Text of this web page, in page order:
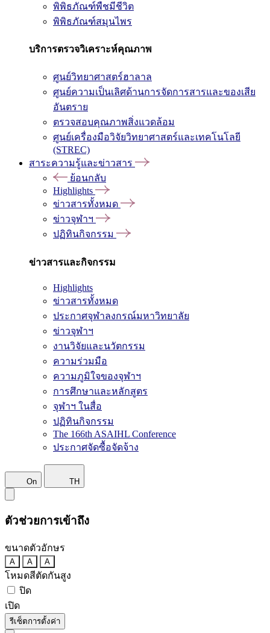
พิพิธภัณฑ์พืชมีชีวิต
พิพิธภัณฑ์สมุนไพร
บริการตรวจวิเคราะห์คุณภาพ
ศูนย์วิทยาศาสตร์ฮาลาล
ศูนย์ความเป็นเลิศด้านการจัดการสารและของเสีย
อันตราย
ตรวจสอบคุณภาพสิ่งแวดล้อม
ศูนย์เครื่องมือวิจัยวิทยาศาสตร์และเทคโนโลยี
(STREC)
สาระความรู้และข่าวสาร
ย้อนกลับ
Highlights
ข่าวสารทั้งหมด
ข่าวจุฬาฯ
ปฏิทินกิจกรรม
ข่าวสารและกิจกรรม
Highlights
ข่าวสารทั้งหมด
ประกาศจุฬาลงกรณ์มหาวิทยาลัย
ข่าวจุฬาฯ
งานวิจัยและนวัตกรรม
ความร่วมมือ
ความภูมิใจของจุฬาฯ
การศึกษาและหลักสูตร
จุฬาฯ ในสื่อ
ปฏิทินกิจกรรม
The 166th ASAIHL Conference
ประกาศจัดซื้อจัดจ้าง
On TH
ตัวช่วยการเข้าถึง
ขนาดตัวอักษร
A A A
โหมดสีตัดกันสูง
ปิด
เปิด
รีเซ็ตการตั้งค่า